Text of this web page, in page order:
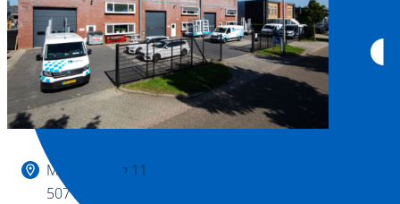
Binnen kijken?
Magazijnweg 11
5071 NW Udenhout